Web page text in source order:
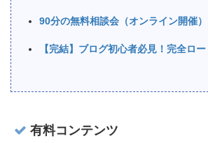
90分の無料相談会（オンライン開催）
【完結】ブログ初心者必見！完全ロ
有料コンテンツ